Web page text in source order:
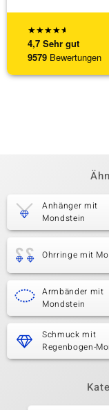
★★★★★
4,7 Sehr gut
9579 Bewertungen
Anhänger mit
Mondstein
Ohrringe mit
Armbänder mit
Mondstein
Schmuck mit
Regenbogen-